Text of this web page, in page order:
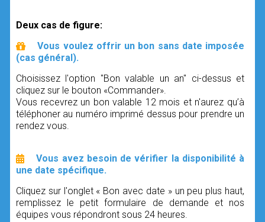
Deux cas de figure:
Vous voulez offrir un bon sans date imposée
(cas général).
Choisissez l'option "Bon valable un an" ci-dessus et
cliquez sur le bouton «Commander».
Vous recevrez un bon valable 12 mois et n'aurez qu’à
téléphoner au numéro imprimé dessus pour prendre un
rendez vous.
Vous avez besoin de vérifier la disponibilité à
une date spécifique.
Cliquez sur l'onglet « Bon avec date » un peu plus haut,
remplissez le petit formulaire de demande et nos
équipes vous répondront sous 24 heures.